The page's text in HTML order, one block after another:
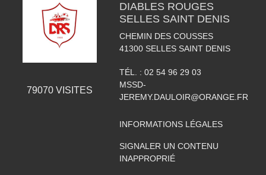
79070VISITES
DIABLES ROUGES
SELLES SAINT DENIS
CHEMIN DES COUSSES
41300 SELLES SAINT DENIS
TÉL. : 02 54 96 29 03
MSSD-
JEREMY.DAULOIR@ORANGE.FR
INFORMATIONS LÉGALES
SIGNALER UN CONTENU
INAPPROPRIÉ